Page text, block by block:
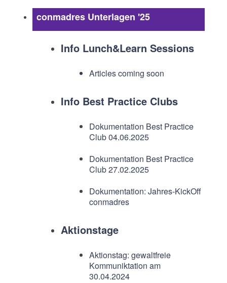
conmadres Unterlagen '25
Info Lunch&Learn Sessions
Articles coming soon
Info Best Practice Clubs
Dokumentation Best Practice
Club 04.06.2025
Dokumentation Best Practice
Club 27.02.2025
Dokumentation: Jahres-KickOff
conmadres
Aktionstage
Aktionstag: gewaltfreie
Kommuniktation am
30.04.2024